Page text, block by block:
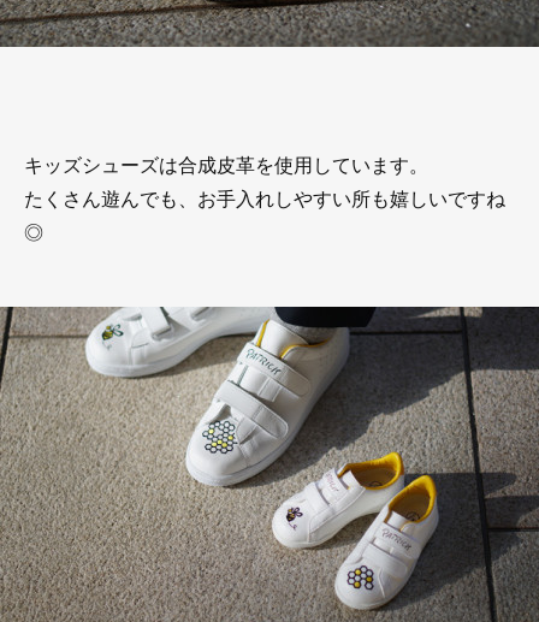
キッズシューズは合成皮革を使用しています。
たくさん遊んでも、お手入れしやすい所も嬉しいですね
◎